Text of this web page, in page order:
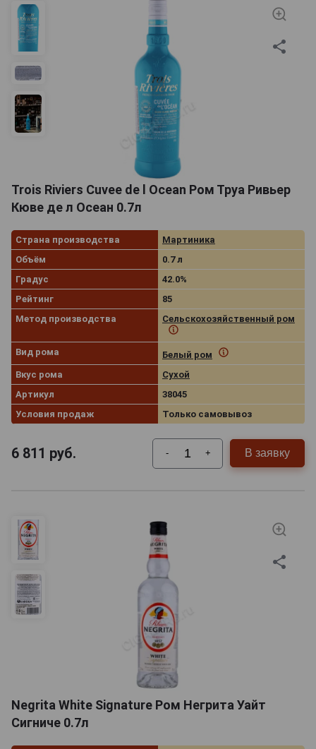
Trois Riviers Cuvee de l Ocean Ром Труа Ривьер
Кюве де л Осеан 0.7л
Страна производства
Мартиника
Объём
0.7 л
Градус
42.0%
Рейтинг
85
Метод производства
Cельскохозяйственный ром
Вид рома
Белый ром
Вкус рома
Сухой
Артикул
38045
Условия продаж
Только самовывоз
6 811 руб. - + В заявку
Negrita White Signature Ром Негрита Уайт
Сигниче 0.7л